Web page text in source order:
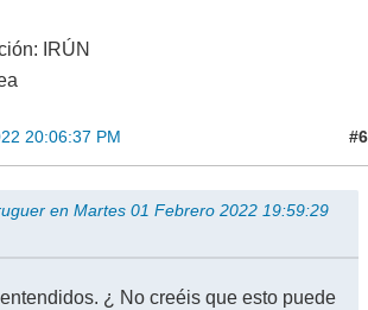
IRÚN
20:06:37 PM #6
en Martes 01 Febrero 2022 19:59:29
¿ No creéis que esto puede